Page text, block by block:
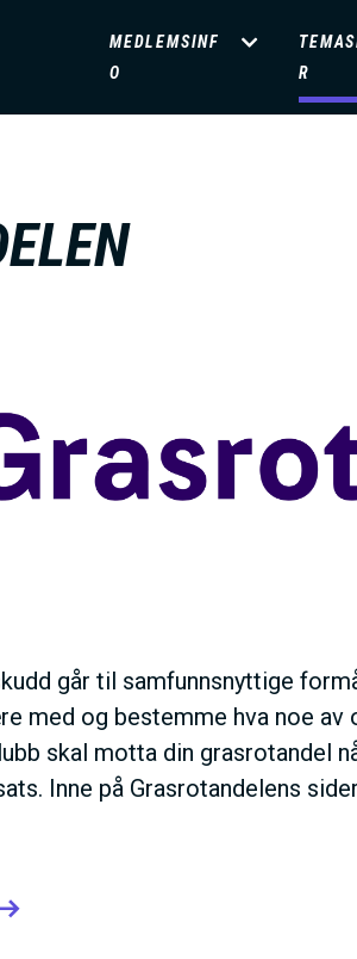
MEDLEMSINF
O
R
går til samfunnsnyttige
med og bestemme hva noe av
skal motta din grasrotandel
Inne på Grasrotandelens